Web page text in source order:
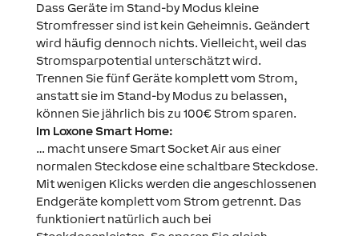
Dass Geräte im Stand-by Modus kleine
Stromfresser sind ist kein Geheimnis. Geändert
wird häufig dennoch nichts. Vielleicht, weil das
Stromsparpotential unterschätzt wird.
Trennen Sie fünf Geräte komplett vom Strom,
anstatt sie im Stand-by Modus zu belassen,
können Sie jährlich bis zu 100€ Strom sparen.
Im Loxone Smart Home:
… macht unsere Smart Socket Air aus einer
normalen Steckdose eine schaltbare Steckdose.
Mit wenigen Klicks werden die angeschlossenen
Endgeräte komplett vom Strom getrennt. Das
funktioniert natürlich auch bei